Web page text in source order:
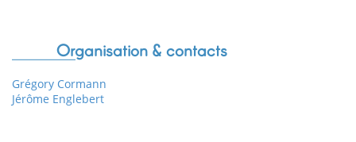
Organisation & contacts
Grégory Cormann
Jérôme Englebert